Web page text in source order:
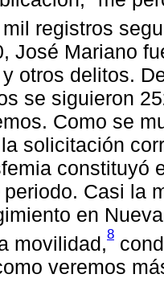
registros
José Mariano
otros delitos.
se siguieron
Como se
solicitación
constituyó
Casi la
en
movilidad,8
veremos